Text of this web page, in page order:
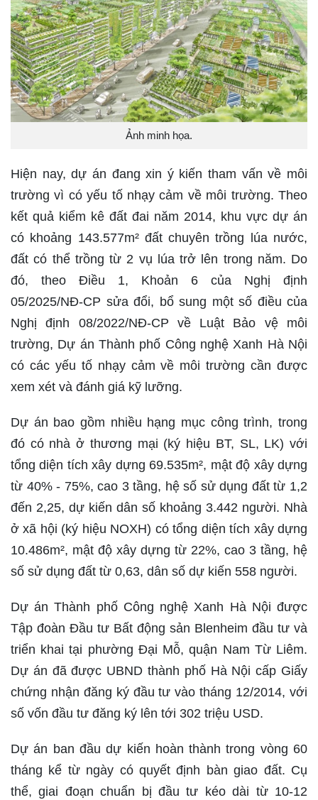
Ảnh minh họa.
Hiện nay, dự án đang xin ý kiến tham vấn về môi
trường vì có yếu tố nhạy cảm về môi trường. Theo
kết quả kiểm kê đất đai năm 2014, khu vực dự án
có khoảng 143.577m² đất chuyên trồng lúa nước,
đất có thể trồng từ 2 vụ lúa trở lên trong năm. Do
đó, theo Điều 1, Khoản 6 của Nghị định
05/2025/NĐ-CP sửa đổi, bổ sung một số điều của
Nghị định 08/2022/NĐ-CP về Luật Bảo vệ môi
trường, Dự án Thành phố Công nghệ Xanh Hà Nội
có các yếu tố nhạy cảm về môi trường cần được
xem xét và đánh giá kỹ lưỡng.
Dự án bao gồm nhiều hạng mục công trình, trong
đó có nhà ở thương mại (ký hiệu BT, SL, LK) với
tổng diện tích xây dựng 69.535m², mật độ xây dựng
từ 40% - 75%, cao 3 tầng, hệ số sử dụng đất từ 1,2
đến 2,25, dự kiến dân số khoảng 3.442 người. Nhà
ở xã hội (ký hiệu NOXH) có tổng diện tích xây dựng
10.486m², mật độ xây dựng từ 22%, cao 3 tầng, hệ
số sử dụng đất từ 0,63, dân số dự kiến 558 người.
Dự án Thành phố Công nghệ Xanh Hà Nội được
Tập đoàn Đầu tư Bất động sản Blenheim đầu tư và
triển khai tại phường Đại Mỗ, quận Nam Từ Liêm.
Dự án đã được UBND thành phố Hà Nội cấp Giấy
chứng nhận đăng ký đầu tư vào tháng 12/2014, với
số vốn đầu tư đăng ký lên tới 302 triệu USD.
Dự án ban đầu dự kiến hoàn thành trong vòng 60
tháng kể từ ngày có quyết định bàn giao đất. Cụ
thể, giai đoạn chuẩn bị đầu tư kéo dài từ 10-12